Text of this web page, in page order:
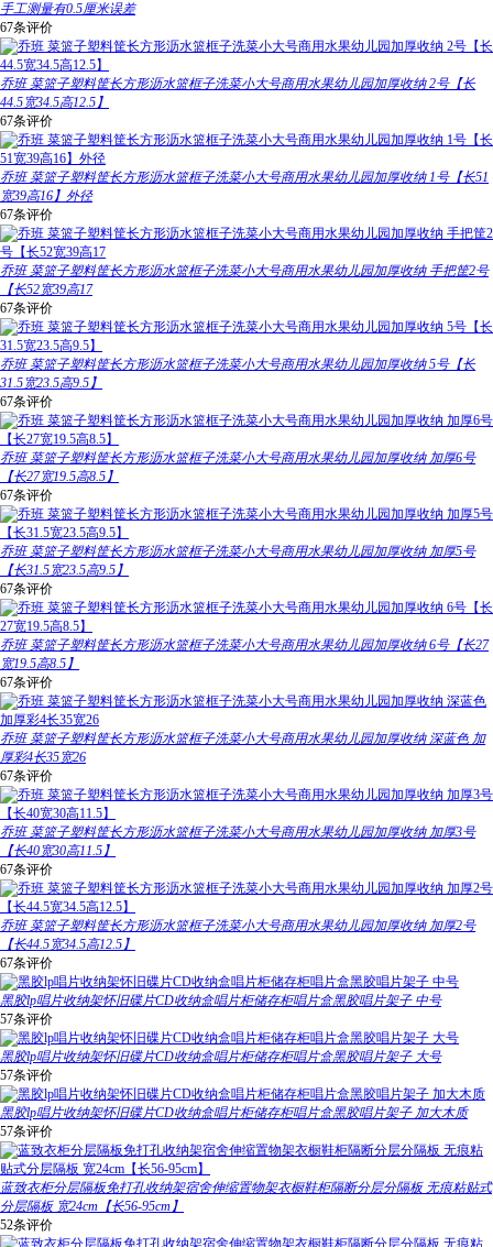
手工测量有0.5厘米误差
67条评价
乔班 菜篮子塑料筐长方形沥水篮框子洗菜小大号商用水果幼儿园加厚收纳 2号【长
44.5宽34.5高12.5】
67条评价
乔班 菜篮子塑料筐长方形沥水篮框子洗菜小大号商用水果幼儿园加厚收纳 1号【长51
宽39高16】外径
67条评价
乔班 菜篮子塑料筐长方形沥水篮框子洗菜小大号商用水果幼儿园加厚收纳 手把筐2号
【长52宽39高17
67条评价
乔班 菜篮子塑料筐长方形沥水篮框子洗菜小大号商用水果幼儿园加厚收纳 5号【长
31.5宽23.5高9.5】
67条评价
乔班 菜篮子塑料筐长方形沥水篮框子洗菜小大号商用水果幼儿园加厚收纳 加厚6号
【长27宽19.5高8.5】
67条评价
乔班 菜篮子塑料筐长方形沥水篮框子洗菜小大号商用水果幼儿园加厚收纳 加厚5号
【长31.5宽23.5高9.5】
67条评价
乔班 菜篮子塑料筐长方形沥水篮框子洗菜小大号商用水果幼儿园加厚收纳 6号【长27
宽19.5高8.5】
67条评价
乔班 菜篮子塑料筐长方形沥水篮框子洗菜小大号商用水果幼儿园加厚收纳 深蓝色 加
厚彩4长35宽26
67条评价
乔班 菜篮子塑料筐长方形沥水篮框子洗菜小大号商用水果幼儿园加厚收纳 加厚3号
【长40宽30高11.5】
67条评价
乔班 菜篮子塑料筐长方形沥水篮框子洗菜小大号商用水果幼儿园加厚收纳 加厚2号
【长44.5宽34.5高12.5】
67条评价
黑胶lp唱片收纳架怀旧碟片CD收纳盒唱片柜储存柜唱片盒黑胶唱片架子 中号
57条评价
黑胶lp唱片收纳架怀旧碟片CD收纳盒唱片柜储存柜唱片盒黑胶唱片架子 大号
57条评价
黑胶lp唱片收纳架怀旧碟片CD收纳盒唱片柜储存柜唱片盒黑胶唱片架子 加大木质
57条评价
蓝致衣柜分层隔板免打孔收纳架宿舍伸缩置物架衣橱鞋柜隔断分层分隔板 无痕粘贴式
分层隔板 宽24cm【长56-95cm】
52条评价